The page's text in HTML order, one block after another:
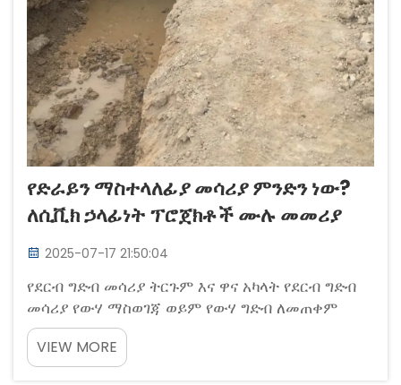
የድራይን ማስተላለፊያ መሳሪያ ምንድን ነው?
ለሲቪክ ኃላፊነት ፕሮጀክቶች ሙሉ መመሪያ
2025-07-17 21:50:04
የደርብ ግድብ መሳሪያ ትርጉም እና ዋና አካላት የደርብ ግድብ
መሳሪያ የውሃ ማስወገጃ ወይም የውሃ ግድብ ለመጠቀም
የሚገለበጥ ወይም የውሃ የማይገልበጥ ግድብ ለመጠቀም
የሚያውቶማት ሂደት ለመሰራት የሚያገለግል የኮንስትራክሽን
መሳሪያ አይነት ነው።
VIEW MORE